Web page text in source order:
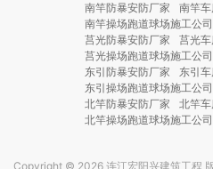
南竿防暴安防厂家
南竿
南竿操场跑道球场施工公司
莒光防暴安防厂家
莒光
莒光操场跑道球场施工公司
东引防暴安防厂家
东引
东引操场跑道球场施工公司
北竿防暴安防厂家
北竿
北竿操场跑道球场施工公司
Copyright © 2026 连江宏阳兴建筑工程